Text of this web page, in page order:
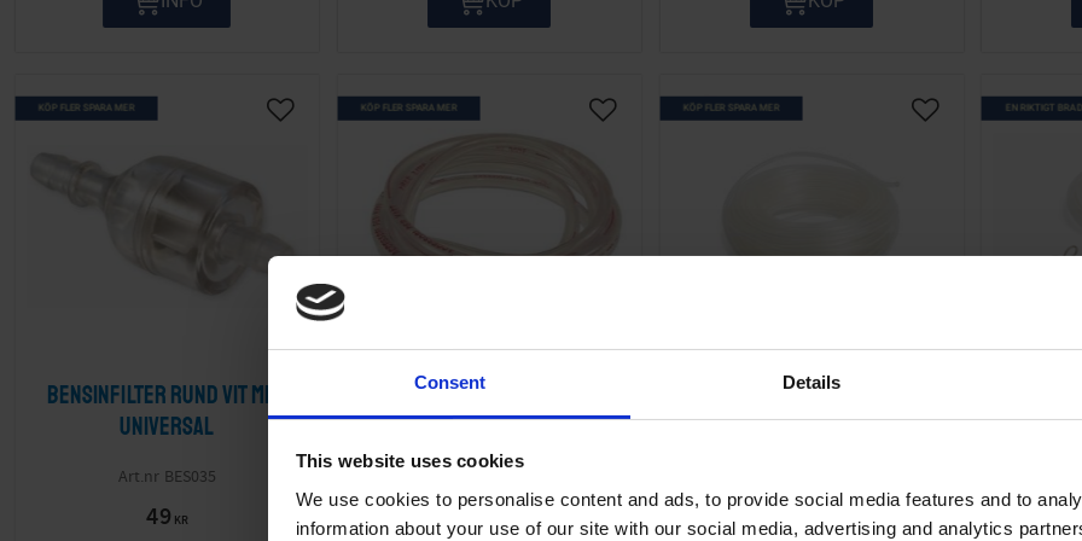
Consent Details
This website uses cookies
We use cookies to personalise content and ads, to provide social media features and to
information about your use of our site with our social media, advertising and analytics
Bensinfilter rund vit mini
Universal
BES035
49 KR
KÖP FLER SPARA MER
Lägg till i önskelista
Bensinslang Toppkvalite
5x9mm 1 meter
95
KÖP FLER SPARA MER
Lägg till i önskelista
Bensinslang transparent
5x8mm
25 KR
KÖP FLER SPARA MER
Lägg till i
EN RIKTIGT BRA